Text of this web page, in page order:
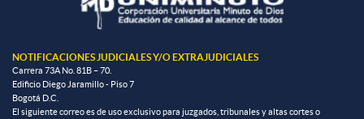
NOTIFICACIONES JUDICIALES Y/O EXTRAJUDICIALES
Carrera 73A No. 81B – 70.
Edificio Diego Jaramillo - Piso 7
Bogotá D.C.
El siguiente correo es de uso exclusivo para juzgados, tribunales y altas cortes o